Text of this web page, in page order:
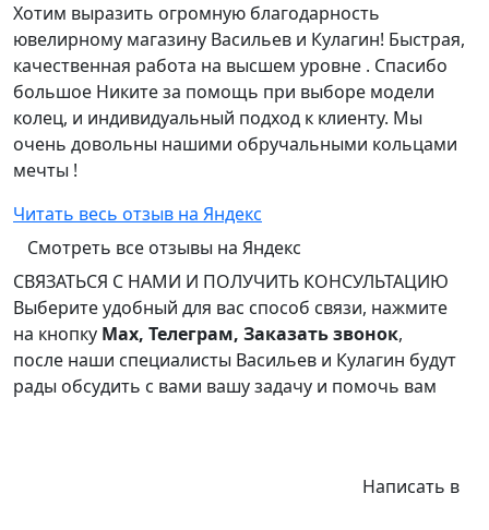
Хотим выразить огромную благодарность
ювелирному магазину Васильев и Кулагин! Быстрая,
качественная работа на высшем уровне . Спасибо
большое Никите за помощь при выборе модели
колец, и индивидуальный подход к клиенту. Мы
очень довольны нашими обручальными кольцами
мечты !
Читать весь отзыв на Яндекс
Смотреть все отзывы на Яндекс
СВЯЗАТЬСЯ С НАМИ И ПОЛУЧИТЬ КОНСУЛЬТАЦИЮ
Выберите удобный для вас способ связи, нажмите
на кнопку Max, Телеграм, Заказать звонок,
после наши специалисты Васильев и Кулагин будут
рады обсудить с вами вашу задачу и помочь вам
Написать в